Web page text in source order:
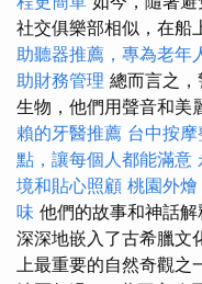
社交俱樂部相似，在船
助聽器推薦，專為老年
助財務管理 總而言之
生物，他們用聲音和美
賴的牙醫推薦 台中按摩
點，讓每個人都能滿意
境和貼心照顧 桃園外
味 他們的故事和神話
深深地嵌入了古希臘文
上最重要的自然奇觀之